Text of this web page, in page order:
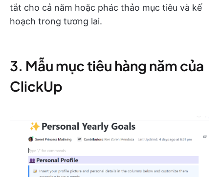
tắt cho cả năm hoặc phác thảo mục tiêu và kế
hoạch trong tương lai.
3. Mẫu mục tiêu hàng năm của
ClickUp